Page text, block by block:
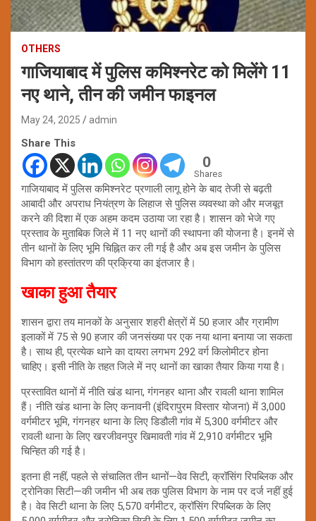
OTHERS
गाजियाबाद में पुलिस कमिश्नरेट को मिलेंगे 11
नए थाने, तीन की जमीन फाइनल
May 24, 2025 admin
Share This
0
Shares
गाजियाबाद में पुलिस कमिश्नरेट प्रणाली लागू होने के बाद तेजी से बढ़ती
आबादी और अपराध नियंत्रण के लिहाज से पुलिस व्यवस्था को और मजबूत
करने की दिशा में एक अहम कदम उठाया जा रहा है। शासन को भेजे गए
प्रस्ताव के मुताबिक जिले में 11 नए थानों की स्थापना की योजना है। इनमें से
तीन थानों के लिए भूमि चिह्नित कर ली गई है और अब इस जमीन के पुलिस
विभाग को हस्तांतरण की प्रक्रिया का इंतजार है।
खाका हुआ तैयार
शासन द्वारा तय मानकों के अनुसार शहरी क्षेत्रों में 50 हजार और ग्रामीण
इलाकों में 75 से 90 हजार की जनसंख्या पर एक नया थाना बनाया जा सकता
है। साथ ही, प्रत्येक थाने का दायरा लगभग 292 वर्ग किलोमीटर होना
चाहिए। इसी नीति के तहत जिले में नए थानों का खाका तैयार किया गया है।
प्रस्तावित थानों में नीति खंड थाना, गंगनहर थाना और रावली थाना शामिल
हैं। नीति खंड थाना के लिए कनावनी (इंदिरापुरम विस्तार योजना) में 3,000
वर्गमीटर भूमि, गंगनहर थाना के लिए डिडौली गांव में 5,300 वर्गमीटर और
रावली थाना के लिए खरजीवनपुर खिमावती गांव में 2,910 वर्गमीटर भूमि
चिन्हित की गई है।
इतना ही नहीं, पहले से संचालित तीन थानों—वेव सिटी, क्रॉसिंग रिपब्लिक और
ट्रोनिका सिटी—की जमीन भी अब तक पुलिस विभाग के नाम पर दर्ज नहीं हुई
है। वेव सिटी थाना के लिए 5,570 वर्गमीटर, क्रॉसिंग रिपब्लिक के लिए